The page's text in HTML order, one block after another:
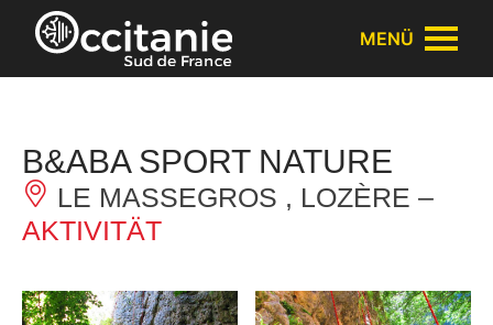
Cookie-Einstellungen
MENÜ
B&ABA SPORT NATURE
LE MASSEGROS , LOZÈRE –
AKTIVITÄT